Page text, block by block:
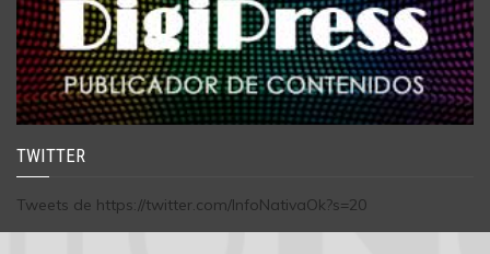
TWITTER
Tweets de https://twitter.com/InfoNativaOk?s=20